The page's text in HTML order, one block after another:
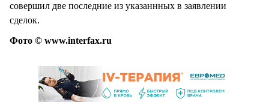
совершил две последние из указаннных в заявлении
сделок.
Фото © www.interfax.ru